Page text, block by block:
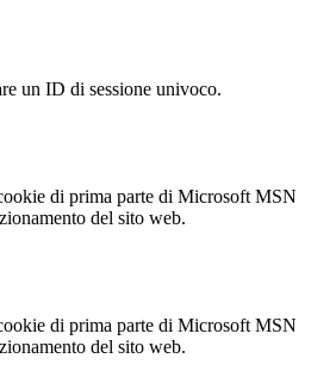
un ID di sessione univoco.
di prima parte di Microsoft MSN
del sito web.
di prima parte di Microsoft MSN
del sito web.